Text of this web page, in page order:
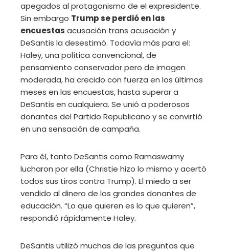
apegados al protagonismo de el expresidente.
Sin embargo Trump se perdió en las
encuestas acusación trans acusación y
DeSantis la desestimó. Todavía más para el:
Haley, una política convencional, de
pensamiento conservador pero de imagen
moderada, ha crecido con fuerza en los últimos
meses en las encuestas, hasta superar a
DeSantis en cualquiera. Se unió a poderosos
donantes del Partido Republicano y se convirtió
en una sensación de campaña.
Para él, tanto DeSantis como Ramaswamy
lucharon por ella (Christie hizo lo mismo y acertó
todos sus tiros contra Trump). El miedo a ser
vendido al dinero de los grandes donantes de
educación. “Lo que quieren es lo que quieren”,
respondió rápidamente Haley.
DeSantis utilizó muchas de las preguntas que